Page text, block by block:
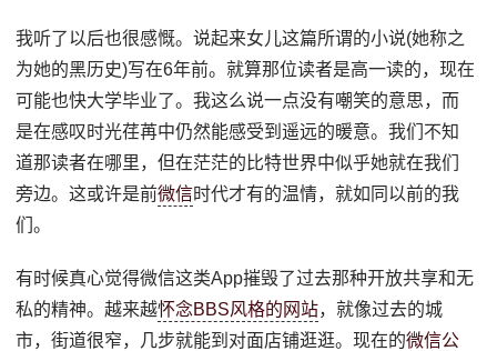
我听了以后也很感慨。说起来女儿这篇所谓的小说(她称之
为她的黑历史)写在6年前。就算那位读者是高一读的，现在
可能也快大学毕业了。我这么说一点没有嘲笑的意思，而
是在感叹时光荏苒中仍然能感受到遥远的暖意。我们不知
道那读者在哪里，但在茫茫的比特世界中似乎她就在我们
旁边。这或许是前微信时代才有的温情，就如同以前的我
们。
有时候真心觉得微信这类App摧毁了过去那种开放共享和无
私的精神。越来越怀念BBS风格的网站，就像过去的城
市，街道很窄，几步就能到对面店铺逛逛。现在的微信公